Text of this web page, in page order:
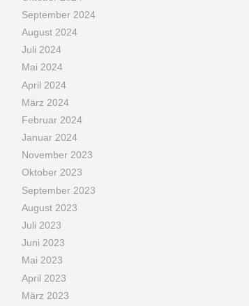
September 2024
August 2024
Juli 2024
Mai 2024
April 2024
März 2024
Februar 2024
Januar 2024
November 2023
Oktober 2023
September 2023
August 2023
Juli 2023
Juni 2023
Mai 2023
April 2023
März 2023